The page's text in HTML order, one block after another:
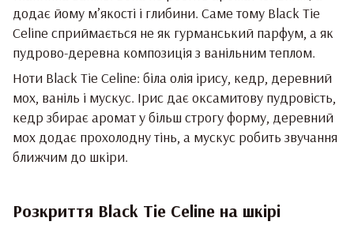
додає йому м’якості і глибини. Саме тому Black Tie
Celine сприймається не як гурманський парфум, а як
пудрово-деревна композиція з ванільним теплом.
Ноти Black Tie Celine: біла олія ірису, кедр, деревний
мох, ваніль і мускус. Ірис дає оксамитову пудровість,
кедр збирає аромат у більш строгу форму, деревний
мох додає прохолодну тінь, а мускус робить звучання
ближчим до шкіри.
Розкриття Black Tie Celine на шкірі